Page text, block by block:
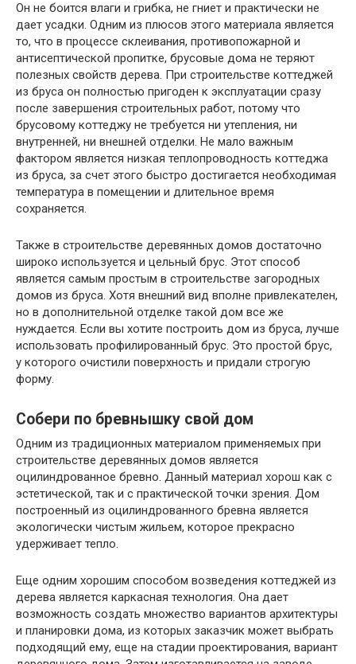
Он не боится влаги и грибка, не гниет и практически не
дает усадки. Одним из плюсов этого материала является
то, что в процессе склеивания, противопожарной и
антисептической пропитке, брусовые дома не теряют
полезных свойств дерева. При строительстве коттеджей
из бруса он полностью пригоден к эксплуатации сразу
после завершения строительных работ, потому что
брусовому коттеджу не требуется ни утепления, ни
внутренней, ни внешней отделки. Не мало важным
фактором является низкая теплопроводность коттеджа
из бруса, за счет этого быстро достигается необходимая
температура в помещении и длительное время
сохраняется.
Также в строительстве деревянных домов достаточно
широко используется и цельный брус. Этот способ
является самым простым в строительстве загородных
домов из бруса. Хотя внешний вид вполне привлекателен,
но в дополнительной отделке такой дом все же
нуждается. Если вы хотите построить дом из бруса, лучше
использовать профилированный брус. Это простой брус,
у которого очистили поверхность и придали строгую
форму.
Собери по бревнышку свой дом
Одним из традиционных материалом применяемых при
строительстве деревянных домов является
оцилиндрованное бревно. Данный материал хорош как с
эстетической, так и с практической точки зрения. Дом
построенный из оцилиндрованного бревна является
экологически чистым жильем, которое прекрасно
удерживает тепло.
Еще одним хорошим способом возведения коттеджей из
дерева является каркасная технология. Она дает
возможность создать множество вариантов архитектуры
и планировки дома, из которых заказчик может выбрать
подходящий ему, еще на стадии проектирования, вариант